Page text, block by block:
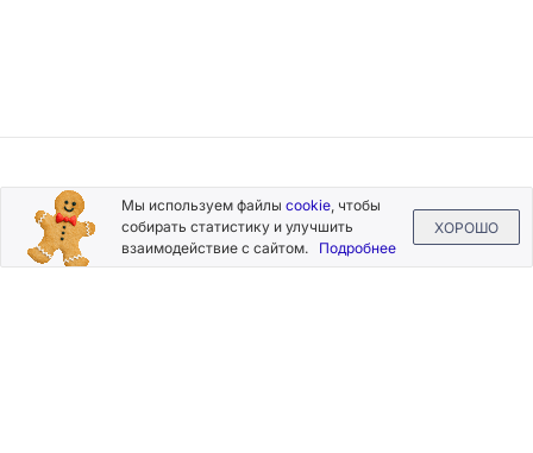
Подписывайтесь
на новости и акции
Мы используем файлы cookie, чтобы
собирать статистику и улучшить
взаимодействие с сайтом. Подробнее
ХОРОШО